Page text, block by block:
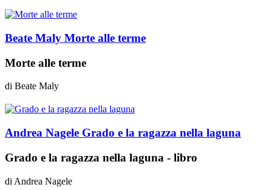
Beate Maly Morte alle terme
Morte alle terme
di Beate Maly
Andrea Nagele Grado e la ragazza nella laguna
Grado e la ragazza nella laguna - libro
di Andrea Nagele